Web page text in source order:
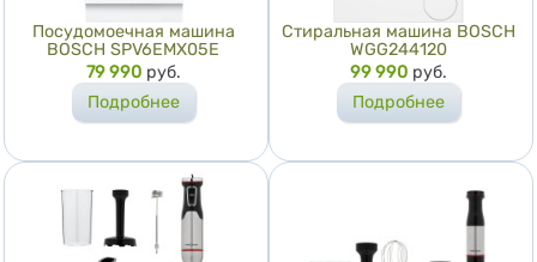
Посудомоечная машина
BOSCH SPV6EMX05E
Цена
79 990 руб.
Подробнее
Стиральная машина BOSCH
WGG244120
Цена
99 990 руб.
Подробнее